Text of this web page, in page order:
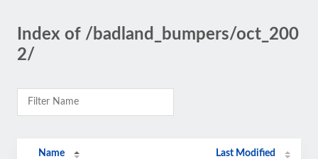
Index of /badland_bumpers/oct_200
2/
Name Last Modified